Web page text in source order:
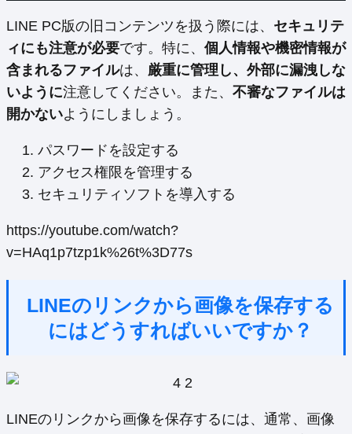
LINE PC版の旧コンテンツを扱う際には、 セキュリテ
ィにも注意が必要です。特に、 個人情報や機密情報が
含まれるファイルは、 厳重に管理し、外部に漏洩しな
いように注意してください。また、 不審なファイルは
開かないようにしましょう。
パスワードを設定する
アクセス権限を管理する
セキュリティソフトを導入する
https://youtube.com/watch?
v=HAq1p7tzp1k%26t%3D77s
LINEのリンクから画像を保存する
にはどうすればいいですか？
LINEのリンクから画像を保存するには、通常、画像